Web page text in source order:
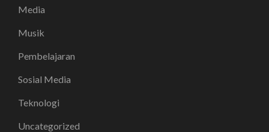
Media
Musik
Pembelajaran
Sosial Media
Teknologi
Uncategorized